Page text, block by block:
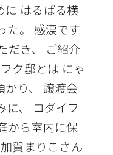
に はるばる横
た。 感涙です
だき、 ご紹介
ク邸とは にゃ
り、 譲渡会
に、 コダイフ
から室内に保
賀まりこさん